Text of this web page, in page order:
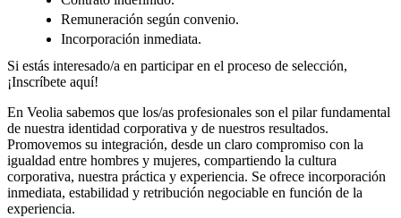
Remuneración según convenio.
Incorporación inmediata.
Si estás interesado/a en participar en el proceso de selección,
¡Inscríbete aquí!
En Veolia sabemos que los/as profesionales son el pilar fundamental
de nuestra identidad corporativa y de nuestros resultados.
Promovemos su integración, desde un claro compromiso con la
igualdad entre hombres y mujeres, compartiendo la cultura
corporativa, nuestra práctica y experiencia. Se ofrece incorporación
inmediata, estabilidad y retribución negociable en función de la
experiencia.